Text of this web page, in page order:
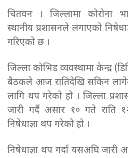
चितवन । जिल्लामा कोरोना
स्थानीय प्रशासनले लगाएको
गरिएको छ ।
जिल्ला कोभिड व्यवस्थामा केन्द्र
बैठकले आज रातिदेखि सकिन
लागि थप गरेको हो । जिल्ला
जारी गर्दै असार १० गते राति
निषेधाज्ञा थप गरेको हो ।
निषेधाज्ञा थप गर्दा यसअघि जारी